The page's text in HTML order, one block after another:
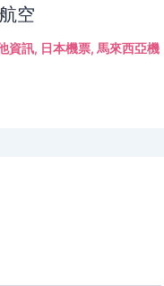
空
資訊, 日本機票, 馬來西亞機